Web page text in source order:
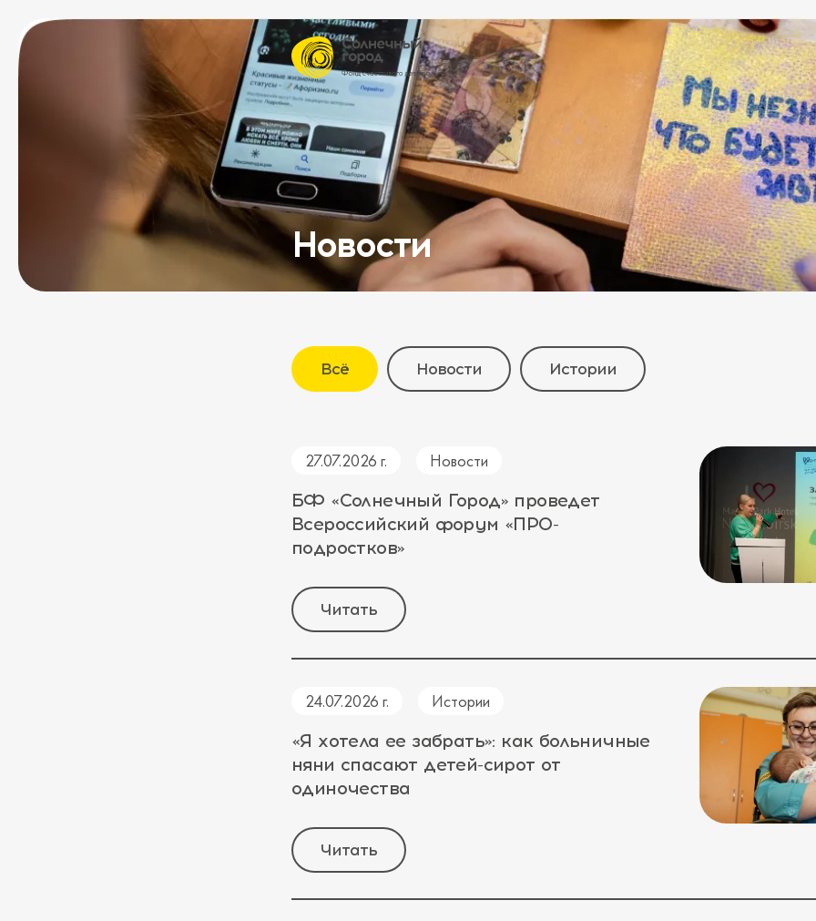
Новости
Всё Новости Истории
27.07.2026 г. Новости
БФ «Солнечный Город» проведет
Всероссийский форум «ПРО-
подростков»
Читать
24.07.2026 г. Истории
«Я хотела ее забрать»: как больничные
няни спасают детей-сирот от
одиночества
Читать